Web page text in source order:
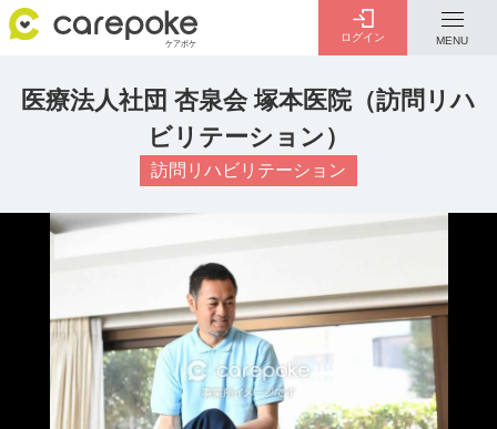
ログイン MENU
会員登録 ログイン
ID・パスワードをお忘れの方は こちら
カテゴリー
介護 お金のこと 病院・施設 介護保険制度
医療法人社団 杏泉会 塚本医院（訪問リハ
ビリテーション）
訪問リハビリテーション